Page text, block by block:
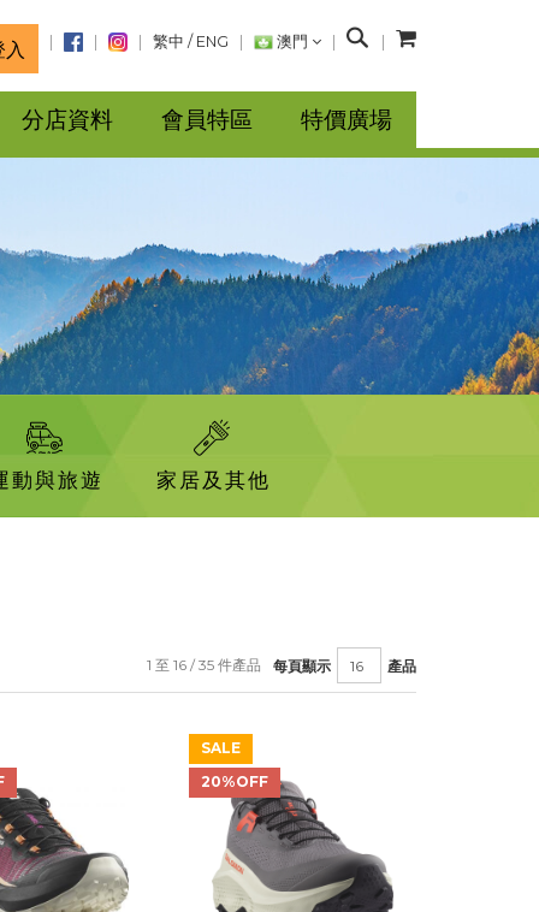
入 繁中 / ENG 澳門
搜
分店資料 會員特區 特價廣場
動與旅遊 家居及其他
每頁顯示 產品
1 至 16 / 35 件產品
SALE
20%OFF